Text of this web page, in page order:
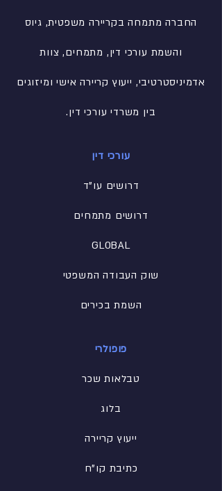
החברה מתמחה בקריירה משפטית, גיוס
והשמת עורכי דין, מתמחים, צוות
אדמיניסטרטיבי, ייעוץ קריירה אישי ומיזוגים
בין משרדי עורכי דין.
עורכי דין
דרושים עו"ד
דרושים מתמחים
GLOBAL
שוק העבודה המשפטי
השמת בכירים
פופולרי
טבלאות שכר
בלוג
ייעוץ קריירה
כתיבת קו"ח